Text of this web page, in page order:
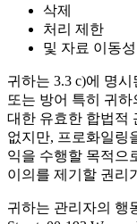
삭제
처리 제한
및 자료 이동성
귀하는 3.3 c)에 명
또는 방어 특히 귀
대한 유효한 합법적
없지만, 프로화일링
익을 수행할 목적으
이의를 제기할 권리
귀하는 관리자의 행